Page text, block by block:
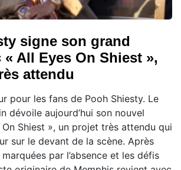
signe son grand
« All Eyes On Shiest »,
attendu
pour les fans de Pooh Shiesty. Le
dévoile aujourd’hui son nouvel
Shiest », un projet très attendu qui
sur le devant de la scène. Après
par l’absence et les défis